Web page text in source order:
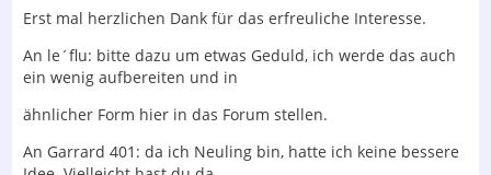
Erst mal herzlichen Dank für das erfreuliche Interesse.
An le´flu: bitte dazu um etwas Geduld, ich werde das auch
ein wenig aufbereiten und in
ähnlicher Form hier in das Forum stellen.
An Garrard 401: da ich Neuling bin, hatte ich keine bessere